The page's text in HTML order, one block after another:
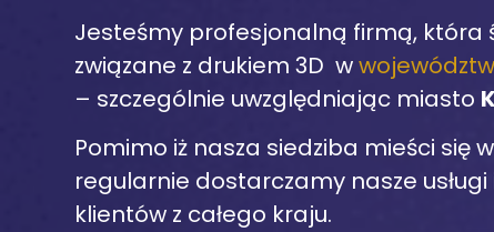
Jesteśmy profesjonalną firmą, która
związane z drukiem 3D w
– szczególnie uwzględniając miasto
Pomimo iż nasza siedziba mieści się
regularnie dostarczamy nasze
klientów z całego kraju.